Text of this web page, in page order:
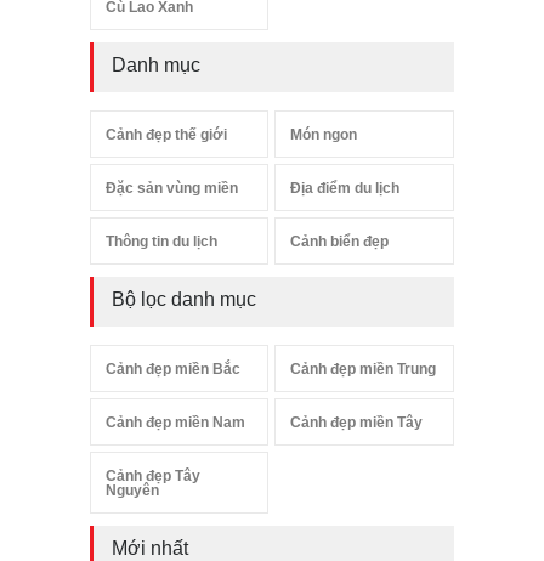
Cù Lao Xanh
Danh mục
Cảnh đẹp thế giới Món ngon
Đặc sản vùng miền Địa điểm du lịch
Thông tin du lịch Cảnh biển đẹp
Bộ lọc danh mục
Cảnh đẹp miền Bắc Cảnh đẹp miền Trung
Cảnh đẹp miền Nam Cảnh đẹp miền Tây
Cảnh đẹp Tây
Nguyên
Mới nhất